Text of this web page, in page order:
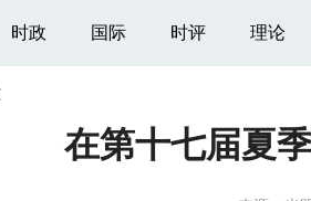
时政 国际 时评 理论
在第十七届夏